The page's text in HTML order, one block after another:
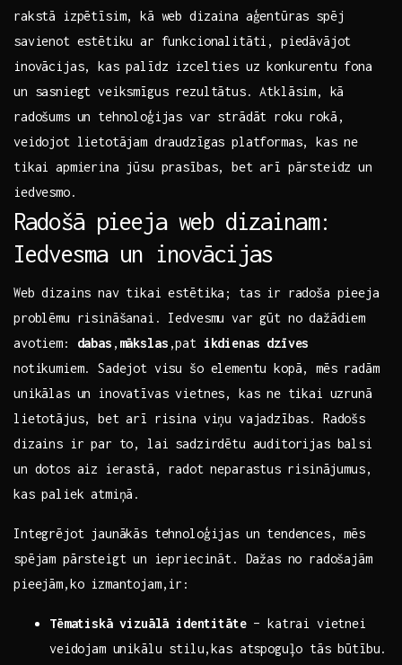
rakstā izpētīsim, kā web dizaina aģentūras spēj⁢
savienot estētiku ar funkcionalitāti, piedāvājot ​
inovācijas, ‌kas palīdz izcelties uz konkurentu fona
un sasniegt veiksmīgus rezultātus. Atklāsim, ⁤kā
radošums un tehnoloģijas var strādāt ‌roku‍ rokā,
veidojot lietotājam draudzīgas platformas, ​kas ne
tikai apmierina jūsu prasības, bet arī pārsteidz un
iedvesmo.
Radošā pieeja web ⁣dizainam:
Iedvesma un‍ inovācijas
Web dizains nav​ tikai estētika; tas ir radoša​ pieeja
problēmu risināšanai. Iedvesmu ‌var​ gūt ‍no dažādiem⁣
avotiem: dabas , mākslas ,pat ikdienas dzīves
notikumiem. Sadejot visu‍ šo‌ elementu kopā, mēs radām
unikālas un inovatīvas ‍vietnes, kas ⁤ne tikai uzrunā‍
lietotājus, bet arī risina viņu vajadzības. Radošs
dizains ir par to,‌ lai sadzirdētu auditorijas balsi
un dotos aiz ⁤ierastā, radot neparastus⁢ risinājumus,⁣
kas paliek atmiņā.
Integrējot ‍jaunākās tehnoloģijas un tendences, mēs
spējam ‍pārsteigt⁤ un iepriecināt. Dažas no radošajām
pieejām,ko izmantojam,ir:
Tēmatiskā ‍vizuālā identitāte– katrai vietnei
veidojam unikālu stilu,kas‌ atspoguļo tās būtību.